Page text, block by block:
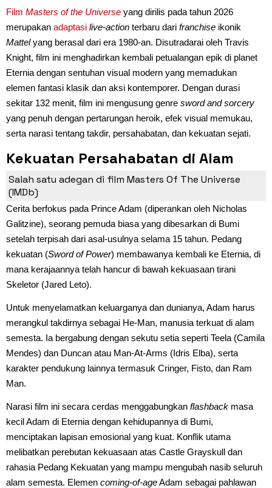
Film Masters of the Universe yang dirilis pada tahun 2026
merupakan adaptasi live-action terbaru dari franchise ikonik
Mattelyang berasal dari era 1980-an. Disutradarai oleh Travis
Knight, film ini menghadirkan kembali petualangan epik di planet
Eternia dengan sentuhan visual modern yang memadukan
elemen fantasi klasik dan aksi kontemporer. Dengan durasi
sekitar 132 menit, film ini mengusung genre sword and sorcery
yang penuh dengan pertarungan heroik, efek visual memukau,
serta narasi tentang takdir, persahabatan, dan kekuatan sejati.
Kekuatan Persahabatan di Alam
Semesta
Salah satu adegan di film Masters Of The Universe
(IMDb)
Cerita berfokus pada Prince Adam (diperankan oleh Nicholas
Galitzine), seorang pemuda biasa yang dibesarkan di Bumi
setelah terpisah dari asal-usulnya selama 15 tahun. Pedang
kekuatan (Sword of Power) membawanya kembali ke Eternia, di
mana kerajaannya telah hancur di bawah kekuasaan tirani
Skeletor (Jared Leto).
Untuk menyelamatkan keluarganya dan dunianya, Adam harus
merangkul takdirnya sebagai He-Man, manusia terkuat di alam
semesta. Ia bergabung dengan sekutu setia seperti Teela (Camila
Mendes) dan Duncan atau Man-At-Arms (Idris Elba), serta
karakter pendukung lainnya termasuk Cringer, Fisto, dan Ram
Man.
Narasi film ini secara cerdas menggabungkan flashback masa
kecil Adam di Eternia dengan kehidupannya di Bumi,
menciptakan lapisan emosional yang kuat. Konflik utama
melibatkan perebutan kekuasaan atas Castle Grayskull dan
rahasia Pedang Kekuatan yang mampu mengubah nasib seluruh
alam semesta. Elemen coming-of-ageAdam sebagai pahlawan